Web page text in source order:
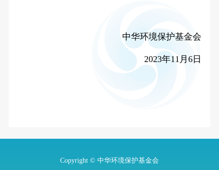
中华环境保护基金会
2023年11月6日
Copyright © 中华环境保护基金会